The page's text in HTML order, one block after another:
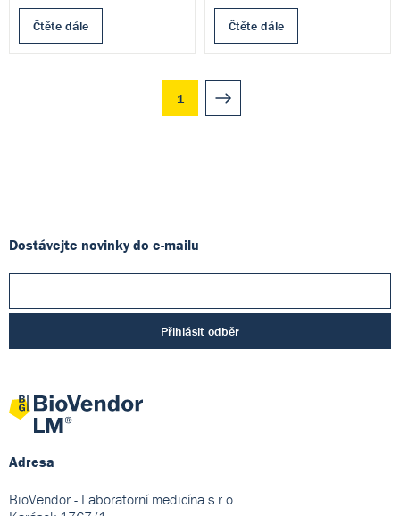
Čtěte dále Čtěte dále
1
Dostávejte novinky do e-mailu
Přihlásit odběr
Adresa
BioVendor - Laboratorní medicína s.r.o.